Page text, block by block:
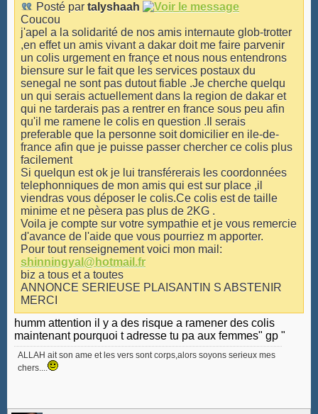
Posté par talyshaah
Coucou
j'apel a la solidarité de nos amis internaute glob-trotter
,en effet un amis vivant a dakar doit me faire parvenir
un colis urgement en françe et nous nous entendrons
biensure sur le fait que les services postaux du
senegal ne sont pas dutout fiable .Je cherche quelqu
un qui serais actuellement dans la region de dakar et
qui ne tarderais pas a rentrer en france sous peu afin
qu'il me ramene le colis en question .Il serais
preferable que la personne soit domicilier en ile-de-
france afin que je puisse passer chercher ce colis plus
facilement
Si quelqun est ok je lui transférerais les coordonnées
telephonniques de mon amis qui est sur place ,il
viendras vous déposer le colis.Ce colis est de taille
minime et ne pèsera pas plus de 2KG .
Voila je compte sur votre sympathie et je vous remercie
d'avance de l'aide que vous pourriez m apporter.
Pour tout renseignement voici mon mail:
shinningyal@hotmail.fr
biz a tous et a toutes
ANNONCE SERIEUSE PLAISANTIN S ABSTENIR
MERCI
humm attention il y a des risque a ramener des colis
maintenant pourquoi t adresse tu pa aux femmes" gp "
ALLAH ait son ame et les vers sont corps,alors soyons serieux mes
chers....